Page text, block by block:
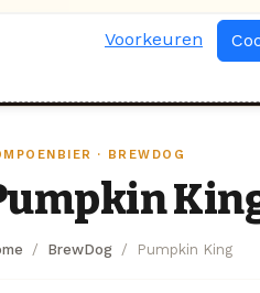
· BREWDOG
BrewDog Pumpkin King
Voorkeuren